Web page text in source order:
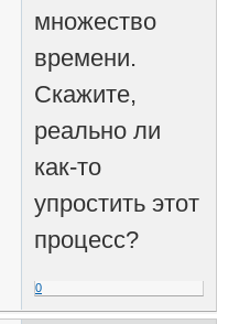
множество
времени.
Скажите,
реально ли
как-то
упростить этот
процесс?
0